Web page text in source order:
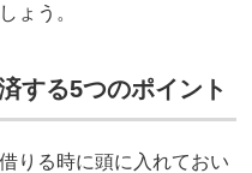
ょう。
する5つのポイント
りる時に頭に入れておい